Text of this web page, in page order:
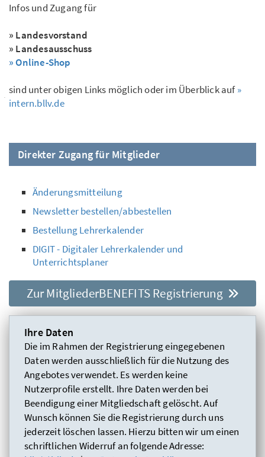
Infos und Zugang für
» Landesvorstand
» Landesausschuss
» Online-Shop
sind unter obigen Links möglich oder im Überblick auf»
intern.bllv.de
Direkter Zugang für Mitglieder
Änderungsmitteilung
Newsletter bestellen/abbestellen
Bestellung Lehrerkalender
DIGIT - Digitaler Lehrerkalender und
Unterrichtsplaner
Zur MitgliederBENEFITS Registrierung
Ihre Daten
Die im Rahmen der Registrierung eingegebenen
Daten werden ausschließlich für die Nutzung des
Angebotes verwendet. Es werden keine
Nutzerprofile erstellt. Ihre Daten werden bei
Beendigung einer Mitgliedschaft gelöscht. Auf
Wunsch können Sie die Registrierung durch uns
jederzeit löschen lassen. Hierzu bitten wir um einen
schriftlichen Widerruf an folgende Adresse: